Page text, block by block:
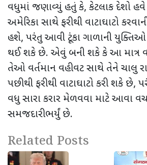
વધુમાં જણાવ્યું હતું કે, કેટલાક દેશો
અમેરિકા સાથે ફરીથી વાટાઘાટો
હશે, પરંતુ આવી ટૂંકા ગાળાની
થઈ શકે છે. એવું બની શકે કે આ માત્ર
તેઓ વર્તમાન વહીવટ સાથે તેને ચાલુ
પછીથી ફરીથી વાટાઘાટો કરી શકે છે,
વધુ સારા કરાર મેળવવા માટે આવા
સમજદારીભર્યું છે.
Related Posts